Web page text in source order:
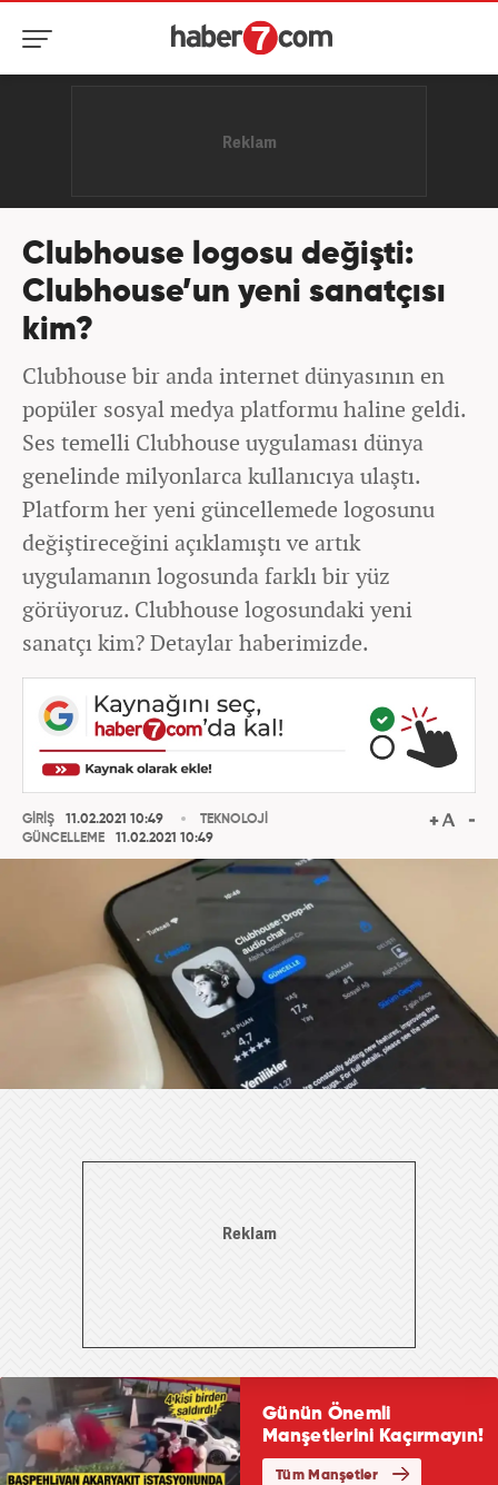
Clubhouse logosu değişti:
Clubhouse’un yeni sanatçısı
kim?
Clubhouse bir anda internet dünyasının en
popüler sosyal medya platformu haline geldi.
Ses temelli Clubhouse uygulaması dünya
genelinde milyonlarca kullanıcıya ulaştı.
Platform her yeni güncellemede logosunu
değiştireceğini açıklamıştı ve artık
uygulamanın logosunda farklı bir yüz
görüyoruz. Clubhouse logosundaki yeni
sanatçı kim? Detaylar haberimizde.
GİRİŞ
11.02.2021 10:49
GÜNCELLEME
11.02.2021 10:49
TEKNOLOJİ